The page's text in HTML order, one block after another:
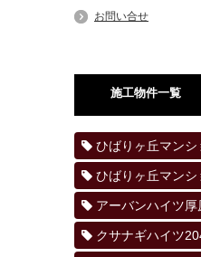
お問い合せ
施工物件一覧
ひばりヶ丘マンシ
ひばりヶ丘マンシ
アーバンハイツ厚
クサナギハイツ